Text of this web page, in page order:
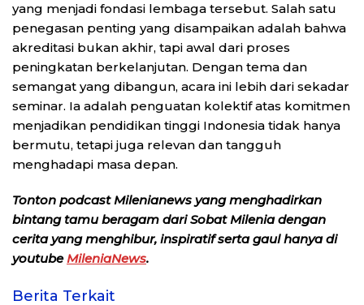
yang menjadi fondasi lembaga tersebut. Salah satu
penegasan penting yang disampaikan adalah bahwa
akreditasi bukan akhir, tapi awal dari proses
peningkatan berkelanjutan. Dengan tema dan
semangat yang dibangun, acara ini lebih dari sekadar
seminar. Ia adalah penguatan kolektif atas komitmen
menjadikan pendidikan tinggi Indonesia tidak hanya
bermutu, tetapi juga relevan dan tangguh
menghadapi masa depan.
Tonton podcast Milenianews yang menghadirkan
bintang tamu beragam dari Sobat Milenia dengan
cerita yang menghibur, inspiratif serta gaul hanya di
youtubeMileniaNews.
Berita Terkait